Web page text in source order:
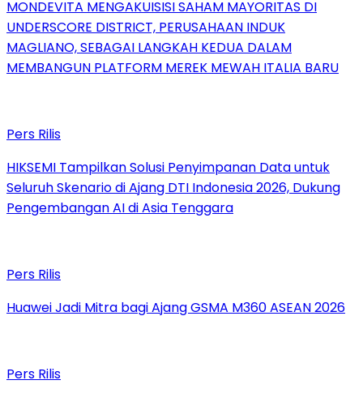
MONDEVITA MENGAKUISISI SAHAM MAYORITAS DI
UNDERSCORE DISTRICT, PERUSAHAAN INDUK
MAGLIANO, SEBAGAI LANGKAH KEDUA DALAM
MEMBANGUN PLATFORM MEREK MEWAH ITALIA BARU
Pers Rilis
HIKSEMI Tampilkan Solusi Penyimpanan Data untuk
Seluruh Skenario di Ajang DTI Indonesia 2026, Dukung
Pengembangan AI di Asia Tenggara
Pers Rilis
Huawei Jadi Mitra bagi Ajang GSMA M360 ASEAN 2026
Pers Rilis